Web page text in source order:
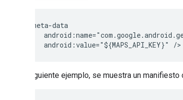
       <meta-data
En el siguiente ejemplo, se muestra un